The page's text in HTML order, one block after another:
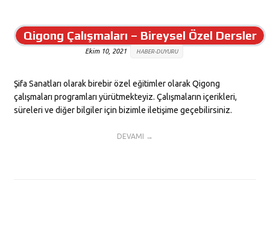
Qigong Çalışmaları – Bireysel Özel Dersler
Ekim 10, 2021 HABER-DUYURU
Şifa Sanatları olarak birebir özel eğitimler olarak Qigong
çalışmaları programları yürütmekteyiz. Çalışmaların içerikleri,
süreleri ve diğer bilgiler için bizimle iletişime geçebilirsiniz.
DEVAMI →